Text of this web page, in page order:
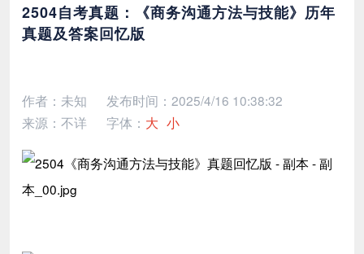
2504自考真题：《商务沟通方法与技能》历年
真题及答案回忆版
作者：未知
发布时间：2025/4/16 10:38:32
来源：不详
字体： 大 小